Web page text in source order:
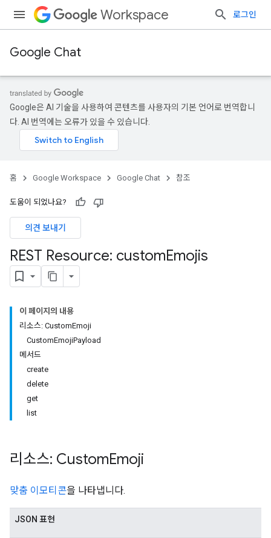
Workspace 로그인
Google Chat
Google은 AI 기술을 사용하여 콘텐츠를 사용자의 기본 언어로 번역합니
다. AI 번역에는 오류가 있을 수 있습니다.
홈 Google Workspace Google Chat 참조
도움이 되었나요?
의견 보내기
REST Resource: customEmojis
이 페이지의 내용
리소스: CustomEmoji
CustomEmojiPayload
메서드
create
delete
get
list
리소스: CustomEmoji
맞춤 이모티콘을 나타냅니다.
JSON 표현